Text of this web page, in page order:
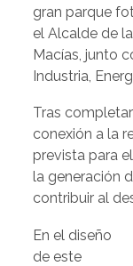
gran parque
el Alcalde de
Macías, junto
Industria,
Tras
conexión a la
prevista para
la generación
contribuir al
En el diseño
de este